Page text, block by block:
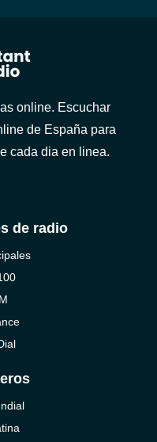
online. Escuchar
de España para
cada dia en linea.
de radio